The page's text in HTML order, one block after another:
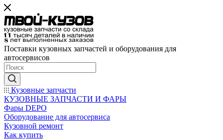
Поставки кузовных запчастей и оборудования для
автосервисов
Кузовные запчасти
КУЗОВНЫЕ ЗАПЧАСТИ И ФАРЫ
Фары DEPO
Оборудование для автосервиса
Кузовной ремонт
Как купить